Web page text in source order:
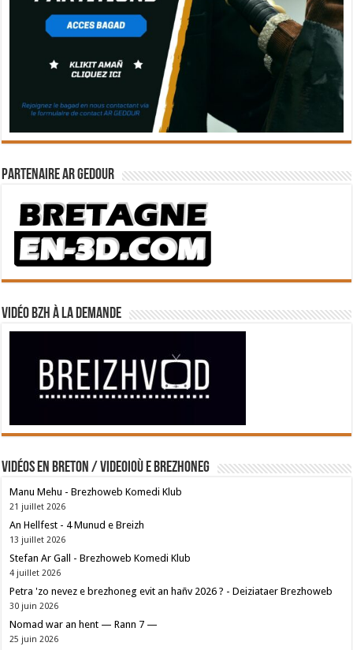
Partenaire Ar Gedour
Vidéo BZH à la demande
Vidéos en breton / Videoioù e brezhoneg
Manu Mehu - Brezhoweb Komedi Klub
21 juillet 2026
An Hellfest - 4 Munud e Breizh
13 juillet 2026
Stefan Ar Gall - Brezhoweb Komedi Klub
4 juillet 2026
Petra 'zo nevez e brezhoneg evit an hañv 2026 ? - Deiziataer Brezhoweb
30 juin 2026
Nomad war an hent — Rann 7 —
25 juin 2026